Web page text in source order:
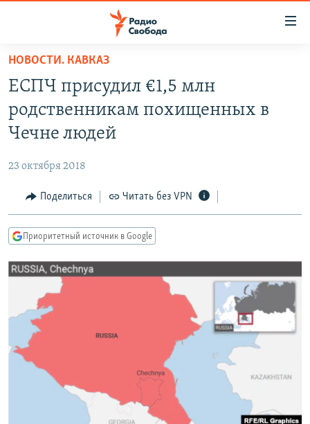
упрощенного
доступа
основному
Вернутся
Вернутся
поиску
ПОДКАСТЫ
АВТОРСКИЕ ПРОЕКТЫ
МНЕНИЯ
КУЛЬТУРА
КАВКАЗ.РЕАЛИИ
СЕВЕР.РЕАЛИИ
СИБИРЬ.РЕАЛИИ
РАСПИСАНИЕ ВЕЩАНИЯ
ПОДПИШИТЕСЬ НА РАССЫЛКУ
СОЦИАЛЬНЫЕ СЕТИ
НОВОСТИ. КАВКАЗ
ЕСПЧ присудил €1,5 млн
родственникам похищенных в
Чечне людей
23 октября 2018
Поделиться Читать без VPN
Приоритетный источник в Google